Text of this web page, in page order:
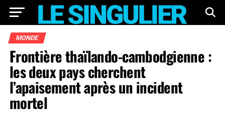
MONDE
Frontière thaïlando-cambodgienne :
les deux pays cherchent
l’apaisement après un incident
mortel